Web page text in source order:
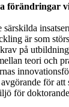
förändringar
är som
på
teori och
för att
för